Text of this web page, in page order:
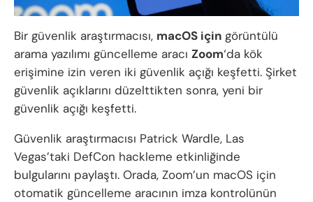
Bir güvenlik araştırmacısı, macOS için görüntülü
arama yazılımı güncelleme aracı Zoom‘da kök
erişimine izin veren iki güvenlik açığı keşfetti. Şirket
güvenlik açıklarını düzelttikten sonra, yeni bir
güvenlik açığı keşfetti.
Güvenlik araştırmacısı Patrick Wardle, Las
Vegas’taki DefCon hackleme etkinliğinde
bulgularını paylaştı. Orada, Zoom’un macOS için
otomatik güncelleme aracının imza kontrolünün